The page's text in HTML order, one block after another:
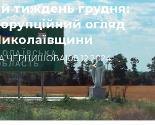
тиждень грудня:
огляд
ЧЕРНИШОВА |08.12.2024